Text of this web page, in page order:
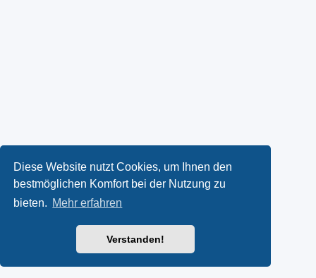
Diese Website nutzt Cookies, um Ihnen den
bestmöglichen Komfort bei der Nutzung zu
bieten. Mehr erfahren
Verstanden!